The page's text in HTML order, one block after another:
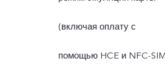
(включая оплату с
помощью HCE и NFC-